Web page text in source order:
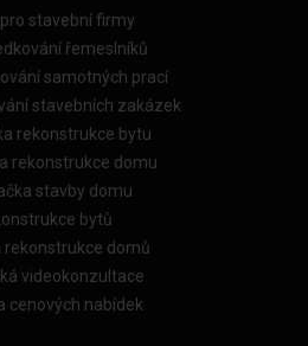
stavební firmy
řemeslníků
samotných prací
stavebních zakázek
rekonstrukce bytu
rekonstrukce domu
stavby domu
bytů
rekonstrukce domů
videokonzultace
cenových nabídek